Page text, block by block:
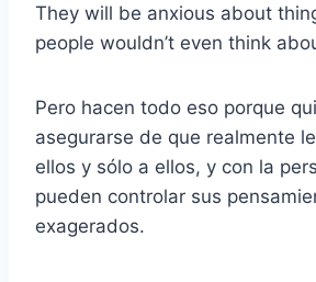
They will be anxious about
people wouldn’t even think
Pero hacen todo eso porque
asegurarse de que realmente
ellos y sólo a ellos, y con la
pueden controlar sus
exagerados.